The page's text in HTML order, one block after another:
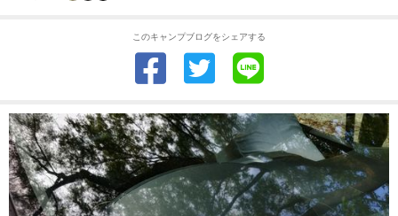
このキャンプブログをシェアする